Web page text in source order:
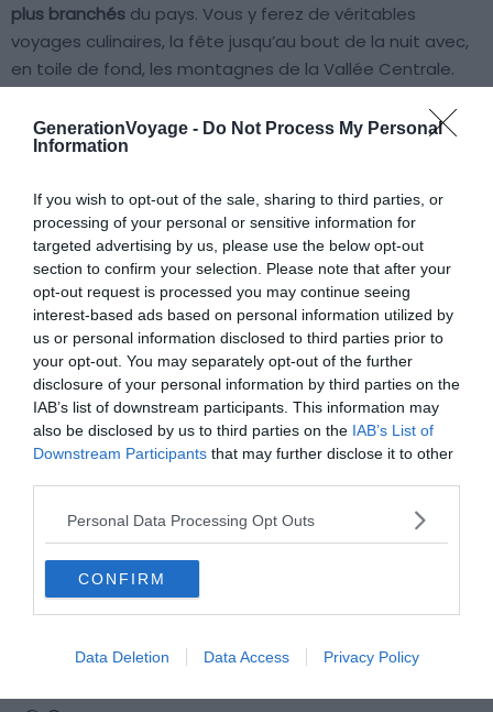
GenerationVoyage - Do Not Process My Personal
Information
If you wish to opt-out of the sale, sharing to third parties, or
processing of your personal or sensitive information for
targeted advertising by us, please use the below opt-out
section to confirm your selection. Please note that after your
opt-out request is processed you may continue seeing
interest-based ads based on personal information utilized by
us or personal information disclosed to third parties prior to
your opt-out. You may separately opt-out of the further
disclosure of your personal information by third parties on the
IAB’s list of downstream participants. This information may
also be disclosed by us to third parties on the IAB’s List of
Downstream Participants that may further disclose it to other
Personal Data Processing Opt Outs
CONFIRM
Data Deletion Data Access Privacy Policy
plus branchés du pays. Vous y ferez de véritables
voyages culinaires, la fête jusqu’au bout de la nuit avec,
en toile de fond, les montagnes de la Vallée Centrale.
plusieurs parcscouronnés de cafés tendances où il fait
bon étirer les fins d’après-midi ou démarrer la journée.
L’Airbnb lui-même est intégré dans unimmeuble
moderneau service de votre bien-être : espaces de co-
working et de réunions, salle de yoga, salle de cinéma,
bar à singes, pièce de jeux, espaces de détente cosy,
piscine, salon de tatouage, barbecue, aire de jeux pour
enfants et salle de gym… Il y en a pour tous les goûts !
L’appartement est résolumentmoderne, élégant et
ressourçantavec sonouverture incroyablesur les
moyens sommets. Les propriétaires proposentleur
propre café, un vrai plus dans un pays cultivateur !
Passez une nuit dans cet Airbnb branché